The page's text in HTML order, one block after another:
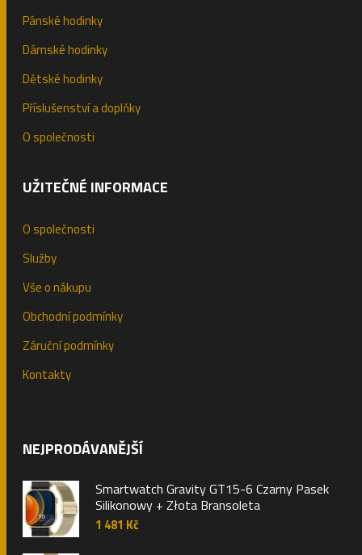
Pánské hodinky
Dámské hodinky
Dětské hodinky
Příslušenství a doplňky
O společnosti
UŽITEČNÉ INFORMACE
O společnosti
Služby
Vše o nákupu
Obchodní podmínky
Záruční podmínky
Kontakty
NEJPRODÁVANĚJŠÍ
Smartwatch Gravity GT15-6 Czarny Pasek
Silikonowy + Złota Bransoleta
1 481 Kč